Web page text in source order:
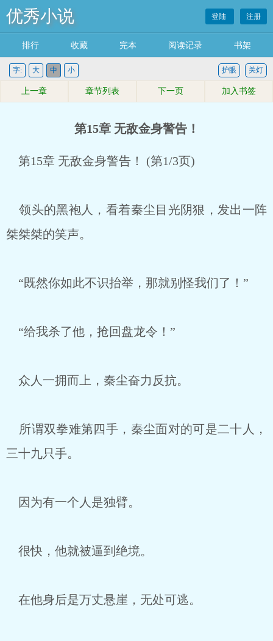
优秀小说 登陆 注册
排行 收藏 完本 阅读记录 书架
字: 大 中 小 关灯
护眼
上一章 章节列表 下一页 加入书签
第15章 无敌金身警告！
第15章 无敌金身警告！ (第1/3页)
领头的黑袍人，看着秦尘目光阴狠，发出一阵
桀桀桀的笑声。
“既然你如此不识抬举，那就别怪我们了！”
“给我杀了他，抢回盘龙令！”
众人一拥而上，秦尘奋力反抗。
所谓双拳难第四手，秦尘面对的可是二十人，
三十九只手。
因为有一个人是独臂。
很快，他就被逼到绝境。
在他身后是万丈悬崖，无处可逃。